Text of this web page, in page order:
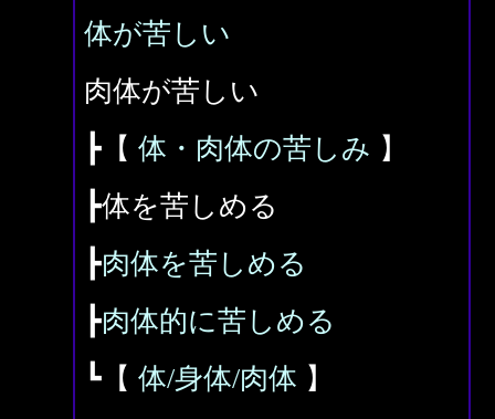
体が苦しい
肉体が苦しい
┣【 体・肉体の苦しみ 】
┣体を苦しめる
┣肉体を苦しめる
┣肉体的に苦しめる
┗【 体/身体/肉体 】